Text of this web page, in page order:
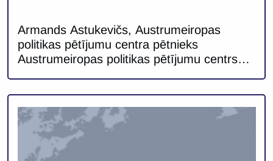
Armands Astukevičs, Austrumeiropas
politikas pētījumu centra pētnieks
Austrumeiropas politikas pētījumu centrs
kurās diktatora Aleksandra Lukašenko
režīms turpina aktīvi vērsties pret savām
kaimiņvalstīm Rietumos. Faktu un notikumu